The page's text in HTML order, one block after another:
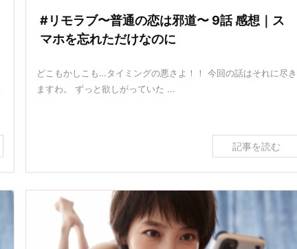
#リモラブ〜普通の恋は邪道〜 9話 感想｜ス
マホを忘れただけなのに
どこもかしこも…タイミングの悪さよ！！ 今回の話はそれに尽き
ますわ。 ずっと欲しがっていた ...
記事を読む